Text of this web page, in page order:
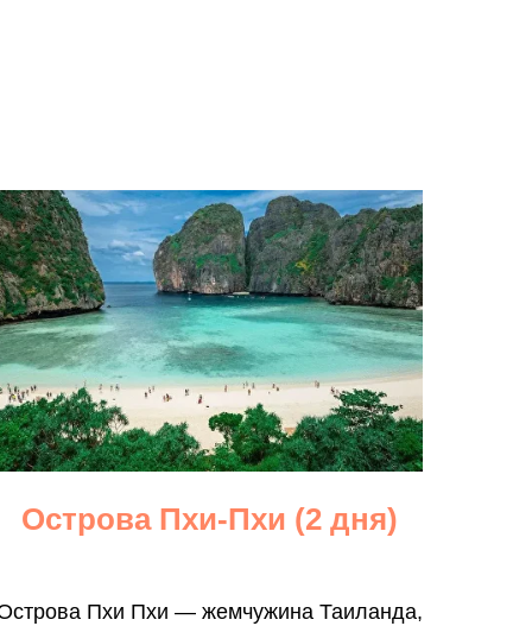
Острова Пхи-Пхи (2 дня)
Пхи Пхи — жемчужина Таиланда,